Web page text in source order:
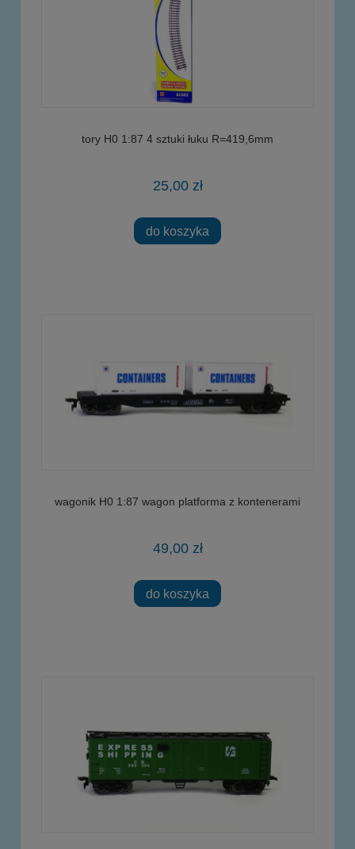
tory H0 1:87 4 sztuki łuku R=419,6mm
25,00 zł
do koszyka
wagonik H0 1:87 wagon platforma z kontenerami
49,00 zł
do koszyka